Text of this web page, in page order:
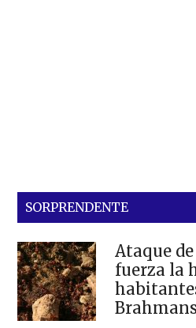
SORPRENDENTE
Ataque
fuerza la